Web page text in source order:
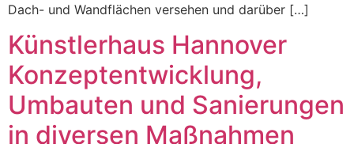
Dach- und Wandflächen versehen und darüber […]
Künstlerhaus Hannover
Konzeptentwicklung,
Umbauten und Sanierungen
in diversen Maßnahmen